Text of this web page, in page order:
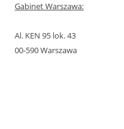
Gabinet Warszawa:
Al. KEN 95 lok. 43
00-590 Warszawa